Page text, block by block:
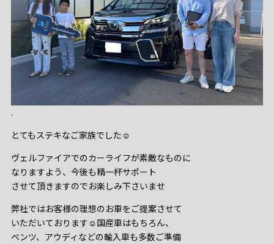
.
とてもステキなご家族でした☺️
ヴェルファイアでのカーライフが素敵なものに
なりますよう、今後も精一杯サポート
させて頂きますのでお楽しみ下さいませ
弊社ではお客様の理想のお車をご提案させて
いただいております☺️国産車はもちろん、
ベンツ、アウディなどの輸入車も多数ご準備